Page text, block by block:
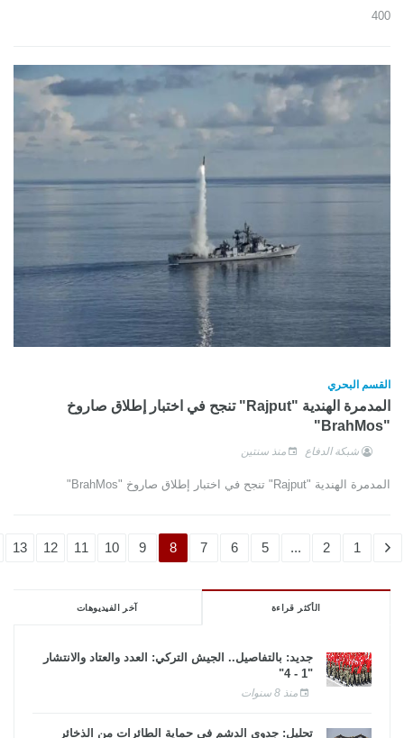
400
القسم البحري
المدمرة الهندية "Rajput" تنجح في اختبار إطلاق صاروخ
"BrahMos"
شبكة الدفاع منذ سنتين
المدمرة الهندية "Rajput" تنجح في اختبار إطلاق صاروخ "BrahMos"
1
2
...
5
6
7
8
9
10
11
12
13
الأكثر قراءة آخر الفيديوهات
جديد: بالتفاصيل.. الجيش التركي: العدد والعتاد والانتشار
"1 - 4"
منذ 8 سنوات
تحليل: جدوى الدشم فى حماية الطائرات من الذخائر